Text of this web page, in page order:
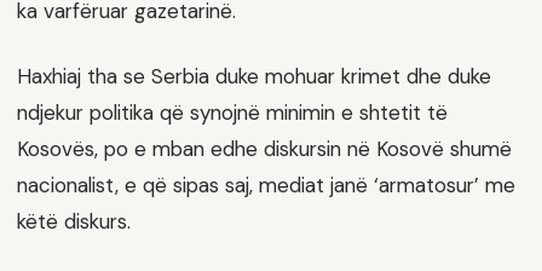
ka varfëruar gazetarinë.
Haxhiaj tha se Serbia duke mohuar krimet dhe duke
ndjekur politika që synojnë minimin e shtetit të
Kosovës, po e mban edhe diskursin në Kosovë shumë
nacionalist, e që sipas saj, mediat janë ‘armatosur’ me
këtë diskurs.